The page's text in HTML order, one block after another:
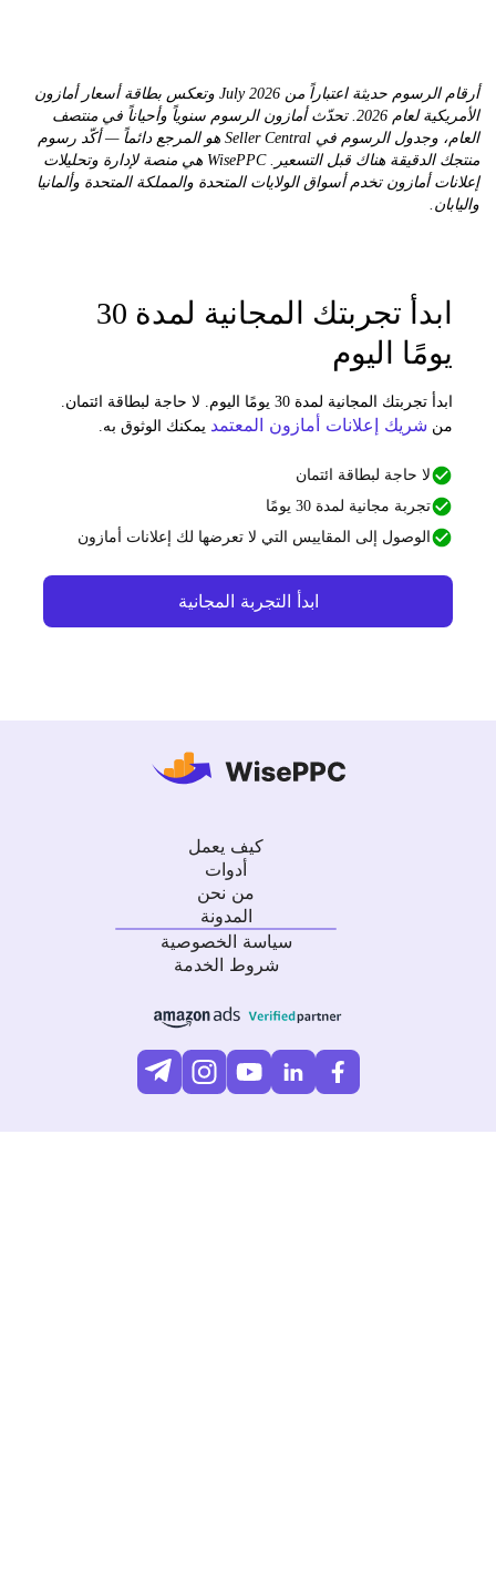
أرقام الرسوم حديثة اعتباراً من July 2026 وتعكس بطاقة أسعار أمازون
الأمريكية لعام 2026. تحدّث أمازون الرسوم سنوياً وأحياناً في منتصف
العام، وجدول الرسوم في Seller Central هو المرجع دائماً — أكّد رسوم
منتجك الدقيقة هناك قبل التسعير. WisePPC هي منصة لإدارة وتحليلات
أمازون تخدم أسواق الولايات المتحدة والمملكة المتحدة وألمانيا
ابدأ تجربتك المجانية لمدة 30
اليوم
ابدأ تجربتك المجانية لمدة 30 يومًا اليوم. لا حاجة لبطاقة ائتمان.
شريك إعلانات أمازون المعتمد يمكنك الوثوق به.
لا حاجة لبطاقة ائتمان
تجربة مجانية لمدة 30 يومًا
الوصول إلى المقاييس التي لا تعرضها لك إعلانات أمازون
ابدأ التجربة المجانية
كيف يعمل
من نحن
سياسة الخصوصية
شروط الخدمة